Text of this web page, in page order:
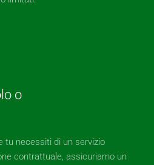
o
tu necessiti di un servizio
contrattuale, assicuriamo un